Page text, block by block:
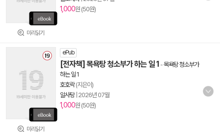
미리읽기
1,000원 (50원)
미리읽기
ePub
[전자책] 목욕탕 청소부가 하는 일 1 -목욕탕 청소부가
하는 일 1
호호락(지은이)
알사탕| 2026년 07월
1,000원 (50원)